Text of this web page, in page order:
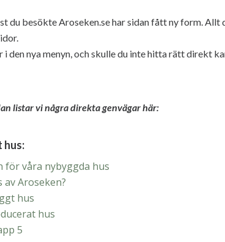
du besökte Aroseken.se har sidan fått ny form.
den nya menyn, och skulle du inte hitta rätt direkt
listar vi några direkta genvägar här:
hus:
för våra nybyggda hus
Aroseken?
hus
hus
5